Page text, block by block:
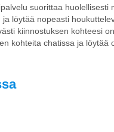
suorittaa huolellisesti
löytää nopeasti
kiinnostuksen kohteesi
kohteita chatissa ja löytää